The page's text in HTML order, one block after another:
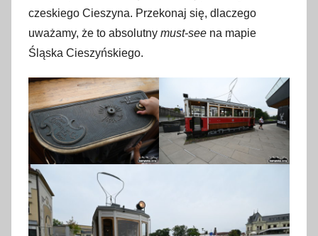
czeskiego Cieszyna. Przekonaj się, dlaczego
uważamy, że to absolutny must-see na mapie
Śląska Cieszyńskiego.